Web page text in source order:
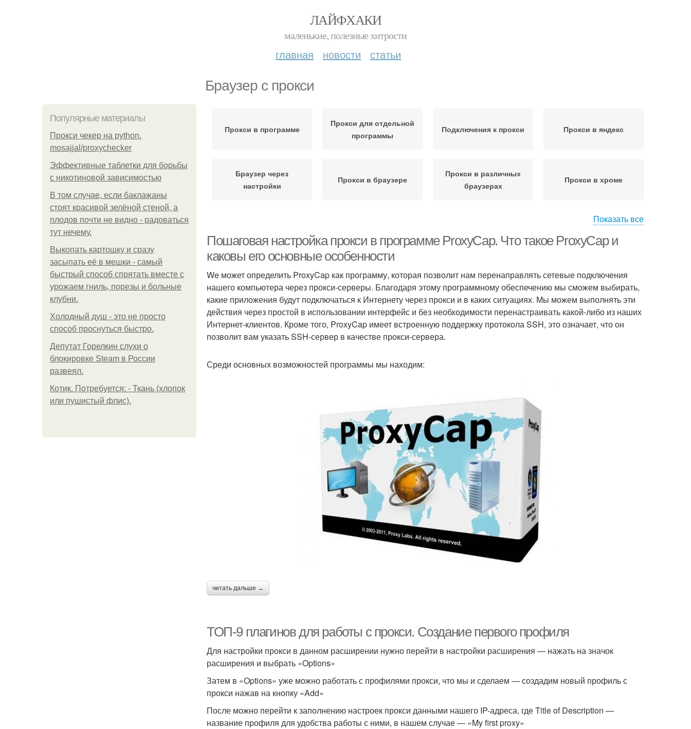
ЛАЙФХАКИ
маленькие, полезные хитрости
главная новости статьи
Браузер с прокси
Популярные материалы
Прокси чекер на python.
mosajjal/proxychecker
Эффективные таблетки для борьбы
с никотиновой зависимостью
В том случае, если баклажаны
стоят красивой зелёной стеной, а
плодов почти не видно - радоваться
тут нечему.
Выкопать картошку и сразу
засыпать её в мешки - самый
быстрый способ спрятать вместе с
урожаем гниль, порезы и больные
клубни.
Холодный душ - это не просто
способ проснуться быстро.
Депутат Горелкин слухи о
блокировке Steam в России
развеял.
Котик. Потребуется: - Ткань (хлопок
или пушистый флис).
Прокси в программе
Прокси для отдельной
программы
Подключения к прокси Прокси в яндекс
Браузер через
настройки
Прокси в браузере
Прокси в различных
браузерах
Прокси в хроме
Показать все
Пошаговая настройка прокси в программе ProxyCap. Что такое ProxyCap и
каковы его основные особенности
We может определить ProxyCap как программу, которая позволит нам перенаправлять сетевые подключения
нашего компьютера через прокси-серверы. Благодаря этому программному обеспечению мы сможем выбирать,
какие приложения будут подключаться к Интернету через прокси и в каких ситуациях. Мы можем выполнять эти
действия через простой в использовании интерфейс и без необходимости перенастраивать какой-либо из наших
Интернет-клиентов. Кроме того, ProxyCap имеет встроенную поддержку протокола SSH, это означает, что он
позволит вам указать SSH-сервер в качестве прокси-сервера.
Среди основных возможностей программы мы находим:
читать дальше →
ТОП-9 плагинов для работы с прокси. Создание первого профиля
Для настройки прокси в данном расширении нужно перейти в настройки расширения — нажать на значок
расширения и выбрать «Options»
Затем в «Options» уже можно работать с профилями прокси, что мы и сделаем — создадим новый профиль с
прокси нажав на кнопку «Add»
После можно перейти к заполнению настроек прокси данными нашего IP-адреса, где Title of Description —
название профиля для удобства работы с ними, в нашем случае — «My first proxy»